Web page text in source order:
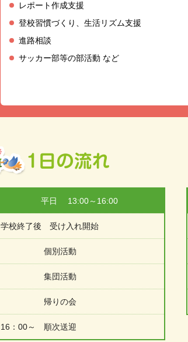
レポート作成支援
登校習慣づくり、生活リズム支援
進路相談
サッカー部等の部活動 など
平日 13:00～16:00
学校終了後 受け入れ開始
個別活動
集団活動
帰りの会
16：00～ 順次送迎